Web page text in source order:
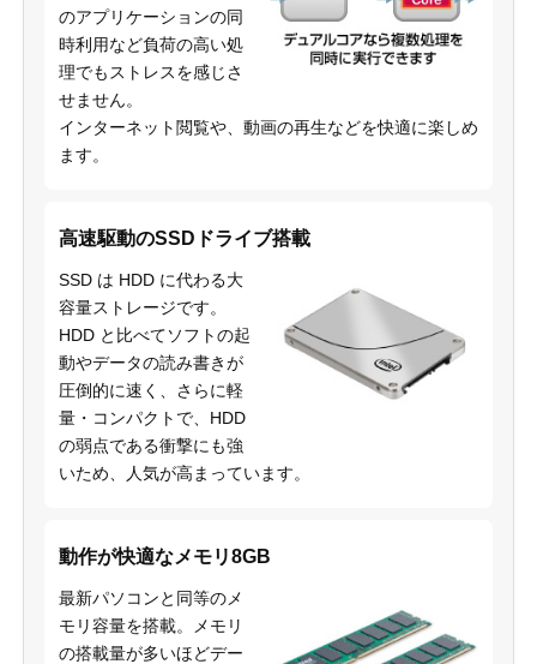
のアプリケーションの同
時利用など負荷の高い処
理でもストレスを感じさ
せません。
インターネット閲覧や、動画の再生などを快適に楽しめ
ます。
高速駆動のSSDドライブ搭載
SSD は HDD に代わる大
容量ストレージです。
HDD と比べてソフトの起
動やデータの読み書きが
圧倒的に速く、さらに軽
量・コンパクトで、HDD
の弱点である衝撃にも強
いため、人気が高まっています。
動作が快適なメモリ8GB
最新パソコンと同等のメ
モリ容量を搭載。メモリ
の搭載量が多いほどデー